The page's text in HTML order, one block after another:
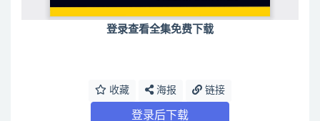
登录查看全集免费下载
收藏 海报 链接
登录后下载